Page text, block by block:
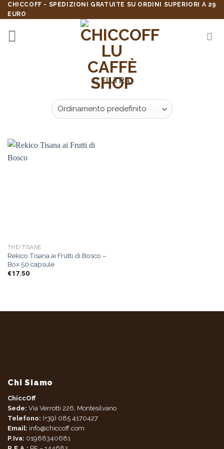
Skip
to
content
CHICCOFF - SPEDIZIONI GRATUITE SU ORDINI SUPERIORI A 29
EURO
FILTRA
THE/TISANE
Rekico Tisana ai Frutti di Bosco –
Box 50 capsule
€17.50
Chi Siamo
ChiccOff
Sede: Via Verrotti 226, Montesilvano
Telefono: (+39) 085 4170427
Email: info@chiccoff.com
P.Iva: 01988340681